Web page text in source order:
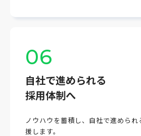
06
自社で進められる
採用体制へ
ノウハウを蓄積し、自社で進められ
援します。